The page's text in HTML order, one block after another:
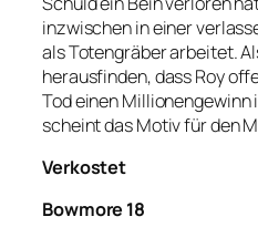
inzwischen in einer
als Totengräber arbeitet.
herausfinden, dass Roy
Tod einen
scheint das Motiv für den
Verkostet
Bowmore 18